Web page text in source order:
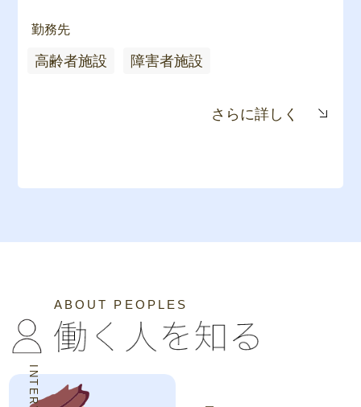
勤務先
高齢者施設 障害者施設
さらに詳しく
ABOUT PEOPLES